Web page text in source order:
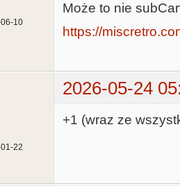
10
Może to nie
https://
2026-05-24
22
+1 (wraz ze